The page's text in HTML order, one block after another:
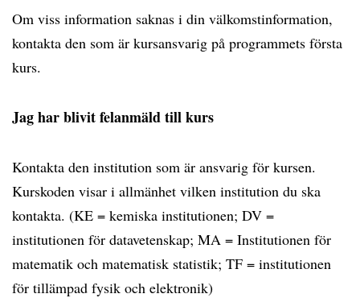
Om viss information saknas i din välkomstinformation,
kontakta den som är kursansvarig på programmets första
kurs.
Jag har blivit felanmäld till kurs
Kontakta den institution som är ansvarig för kursen.
Kurskoden visar i allmänhet vilken institution du ska
kontakta. (KE = kemiska institutionen; DV =
institutionen för datavetenskap; MA = Institutionen för
matematik och matematisk statistik; TF = institutionen
för tillämpad fysik och elektronik)